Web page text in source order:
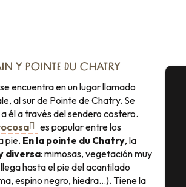
Y POINTE DU CHATRY
se encuentra en un lugar llamado
al sur de Pointe de Chatry. Se
él a través del sendero costero.
es popular entre los
pie. En la pointe du Chatry, la
diversa: mimosas, vegetación muy
hasta el pie del acantilado
espino negro, hiedra…). Tiene la